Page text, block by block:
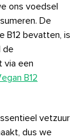
ons voedsel
De
B12 bevatten, is
de
via een
B12
vetzuur
dus we